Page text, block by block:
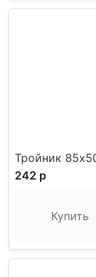
Тройник
242 р
Купить